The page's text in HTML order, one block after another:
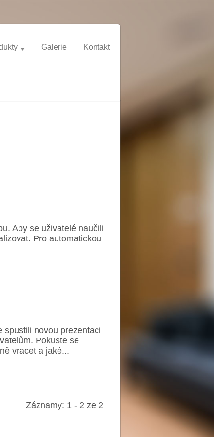
Galerie Kontakt
Aby se uživatelé naučili
Pro automatickou
spustili novou prezentaci
Pokuste se
vracet a jaké...
Záznamy: 1 - 2 ze 2